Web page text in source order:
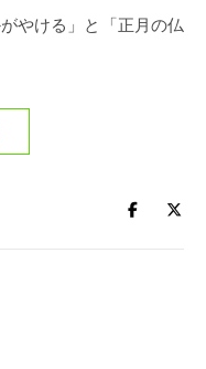
やける」と「正月の仏